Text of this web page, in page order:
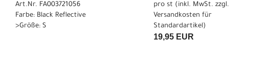
Art.Nr. FA003721056
Farbe: Black Reflective
>Größe: S
pro st (inkl. MwSt. zzgl.
Versandkosten für
Standardartikel)
19,95 EUR